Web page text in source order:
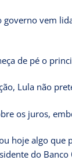
governo vem
de pé o
Lula não
os juros,
hoje algo que
do